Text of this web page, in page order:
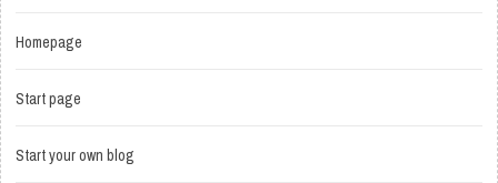
Homepage
Start page
Start your own blog